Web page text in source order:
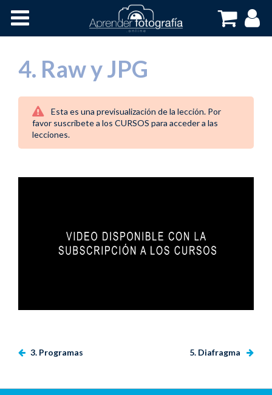
4. Raw y JPG
Esta es una previsualización de la lección. Por
favor suscribete a los CURSOS para acceder a las
lecciones.
3. Programas 5. Diafragma